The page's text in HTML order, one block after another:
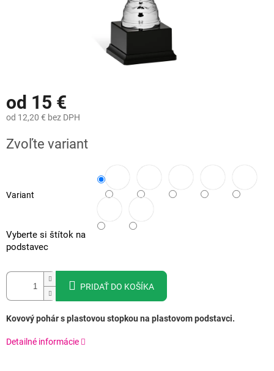
od 15 €
od 12,20 € bez DPH
cena:
Zvoľte variant
Variant
Vyberte si štítok na
podstavec
PRIDAŤ DO KOŠÍKA
Kovový pohár s plastovou stopkou na plastovom podstavci.
Detailné informácie